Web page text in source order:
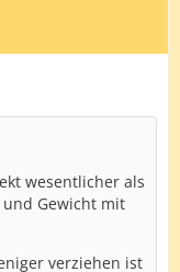
wesentlicher als
Gewicht mit
verziehen ist